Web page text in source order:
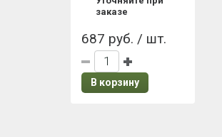
заказе
687 руб. / шт.
В корзину